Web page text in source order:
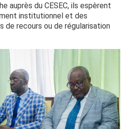
auprès du CESEC, ils espèrent
institutionnel et des
de recours ou de régularisation